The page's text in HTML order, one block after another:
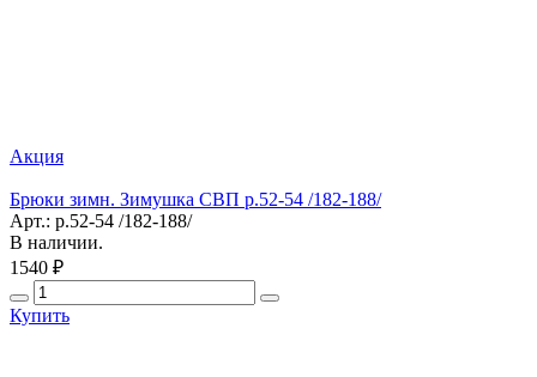
Акция
Брюки зимн. Зимушка СВП р.52-54 /182-188/
Арт.: р.52-54 /182-188/
В наличии.
1540 ₽
Купить